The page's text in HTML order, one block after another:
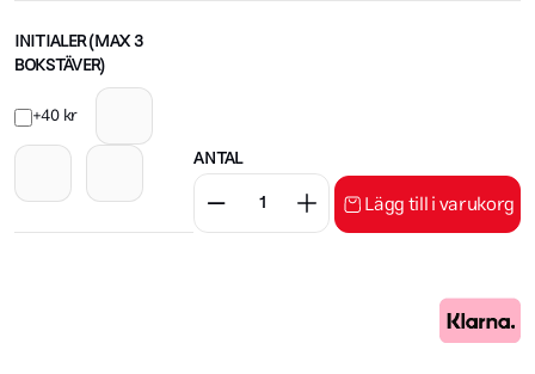
INITIALER (MAX 3
BOKSTÄVER)
+40 kr
ANTAL
Lägg till i varukorg